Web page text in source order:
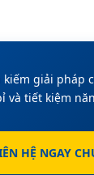
kiếm giải pháp
và tiết kiệm
HỆ NGAY